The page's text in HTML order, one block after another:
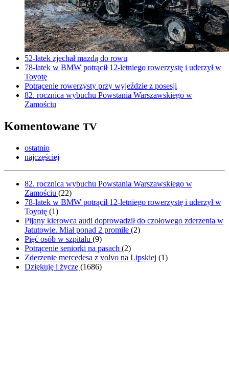
52-latek zjechał mazdą do rowu
78-latek w BMW potrącił 12-letniego rowerzystę i uderzył w
Toyotę
Potrącenie rowerzysty przy wyjeździe z posesji
82. rocznica wybuchu Powstania Warszawskiego w
Zamościu
Komentowane TV
ostatnio
najczęściej
82. rocznica wybuchu Powstania Warszawskiego w
Zamościu (22)
78-latek w BMW potrącił 12-letniego rowerzystę i uderzył w
Toyotę (1)
Pijany kierowca audi doprowadził do czołowego zderzenia w
Jatutowie. Miał ponad 2 promile (2)
Pięć osób w szpitalu (9)
Potrącenie seniorki na pasach (2)
Zderzenie mercedesa z volvo na Lipskiej (1)
Dziękuję i życzę (1686)